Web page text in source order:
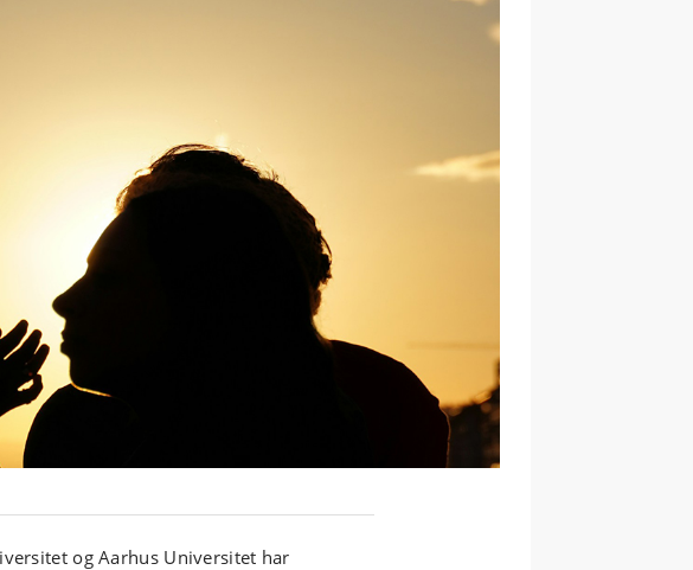
og Aarhus Universitet har